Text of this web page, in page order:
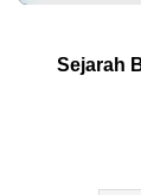
Sejarah